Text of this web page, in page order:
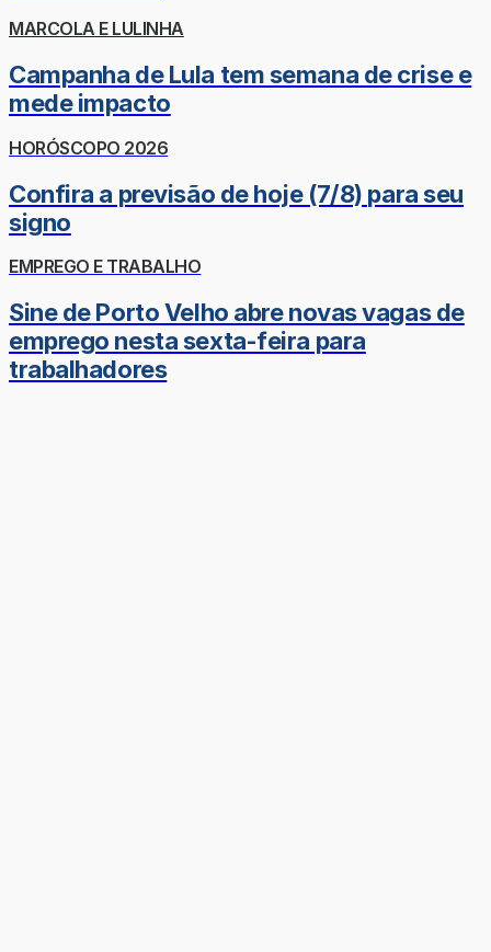
MARCOLA E LULINHA
Campanha de Lula tem semana de crise e
mede impacto
HORÓSCOPO 2026
Confira a previsão de hoje (7/8) para seu
signo
EMPREGO E TRABALHO
Sine de Porto Velho abre novas vagas de
emprego nesta sexta-feira para
trabalhadores